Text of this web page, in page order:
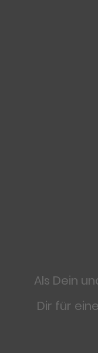
Als Dein
Dir für